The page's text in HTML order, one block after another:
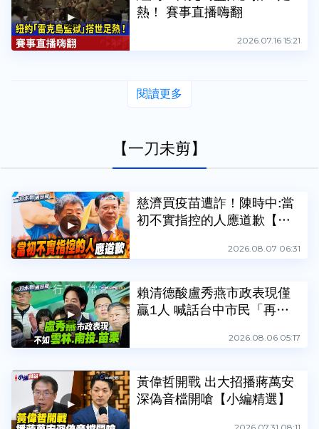
熱！ 賽事直播嗨翻
2026.07.16 15:21
閱讀更多
【一刀未剪】
慈濟買疫苗遭詐！陳時中:當
初不實指控的人應道歉【一
2026.08.07 06:31
賴清德酸盧秀燕市政表現僅
贏1人 喊話台中市民「再搖
2026.08.06 05:17
黃偉哲開戰 出大招播蔣萬安
深偽音檔開嗆【小編精選】